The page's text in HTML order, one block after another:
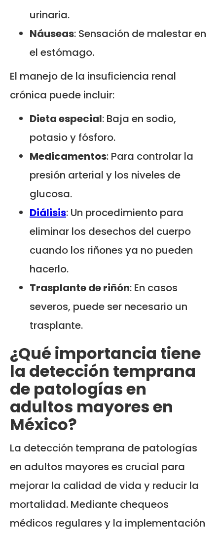
urinaria.
Náuseas: Sensación de malestar en
el estómago.
El manejo de la insuficiencia renal
crónica puede incluir:
Dieta especial: Baja en sodio,
potasio y fósforo.
Medicamentos: Para controlar la
presión arterial y los niveles de
glucosa.
Diálisis: Un procedimiento para
eliminar los desechos del cuerpo
cuando los riñones ya no pueden
hacerlo.
Trasplante de riñón: En casos
severos, puede ser necesario un
trasplante.
¿Qué importancia tiene
la detección temprana
de patologías en
adultos mayores en
México?
La detección temprana de patologías
en adultos mayores es crucial para
mejorar la calidad de vida y reducir la
mortalidad. Mediante chequeos
médicos regulares y la implementación